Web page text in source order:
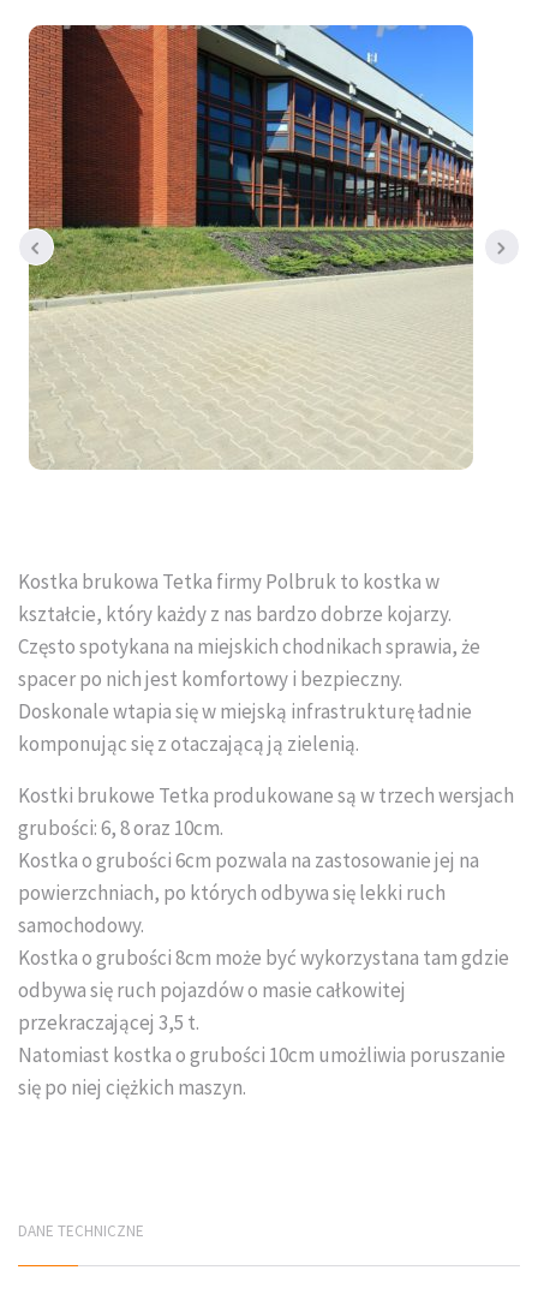
Jadar Śląsk
Galabeton Śląsk
Polbruk Śląsk
Combet Śląsk
Tral-Słupex Śląsk
BRUK SA Śląsk
KOST-BET Śląsk
Bruk Sp. z o.o. Śląsk
KONTAKT
O FIRMIE
USŁUGI BRUKARSKIE
Układanie kostki brukowej
Kostka brukowa Tetka firmy Polbruk to kostka w
kształcie, który każdy z nas bardzo dobrze kojarzy.
Często spotykana na miejskich chodnikach sprawia, że
spacer po nich jest komfortowy i bezpieczny.
Doskonale wtapia się w miejską infrastrukturę ładnie
komponując się z otaczającą ją zielenią.
Kostki brukowe Tetka produkowane są w trzech wersjach
grubości: 6, 8 oraz 10cm.
Kostka o grubości 6cm pozwala na zastosowanie jej na
powierzchniach, po których odbywa się lekki ruch
samochodowy.
Kostka o grubości 8cm może być wykorzystana tam gdzie
odbywa się ruch pojazdów o masie całkowitej
przekraczającej 3,5 t.
Natomiast kostka o grubości 10cm umożliwia poruszanie
się po niej ciężkich maszyn.
DANE TECHNICZNE